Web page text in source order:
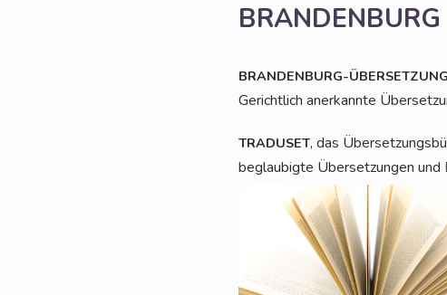
BRANDENBURG
BRANDENBURG-
Gericht­lich aner­kann­te
TRADUSET, das
beglau­big­te Über­set­zun­gen und